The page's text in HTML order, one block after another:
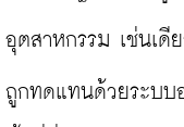
อุตสาหกรรม เช่นเดี
ถูกทดแทนด้วยระบบ